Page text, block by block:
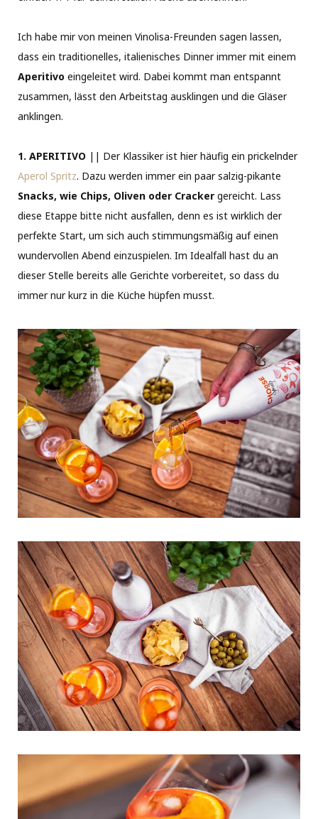
Ich habe mir von meinen Vinolisa-Freunden sagen lassen,
dass ein traditionelles, italienisches Dinner immer mit einem
Aperitivo eingeleitet wird. Dabei kommt man entspannt
zusammen, lässt den Arbeitstag ausklingen und die Gläser
anklingen.
1. APERITIVO || Der Klassiker ist hier häufig ein prickelnder
Aperol Spritz. Dazu werden immer ein paar salzig-pikante
Snacks, wie Chips, Oliven oder Cracker gereicht. Lass
diese Etappe bitte nicht ausfallen, denn es ist wirklich der
perfekte Start, um sich auch stimmungsmäßig auf einen
wundervollen Abend einzuspielen. Im Idealfall hast du an
dieser Stelle bereits alle Gerichte vorbereitet, so dass du
immer nur kurz in die Küche hüpfen musst.